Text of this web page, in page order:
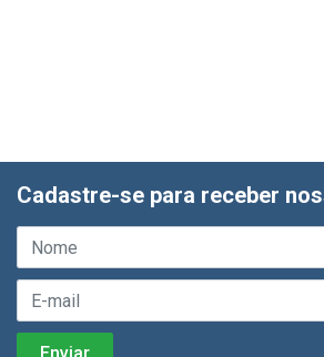
Cadastre-se para receber